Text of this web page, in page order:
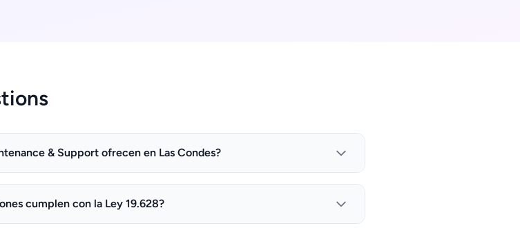
& Support ofrecen en Las Condes?
cumplen con la Ley 19.628?